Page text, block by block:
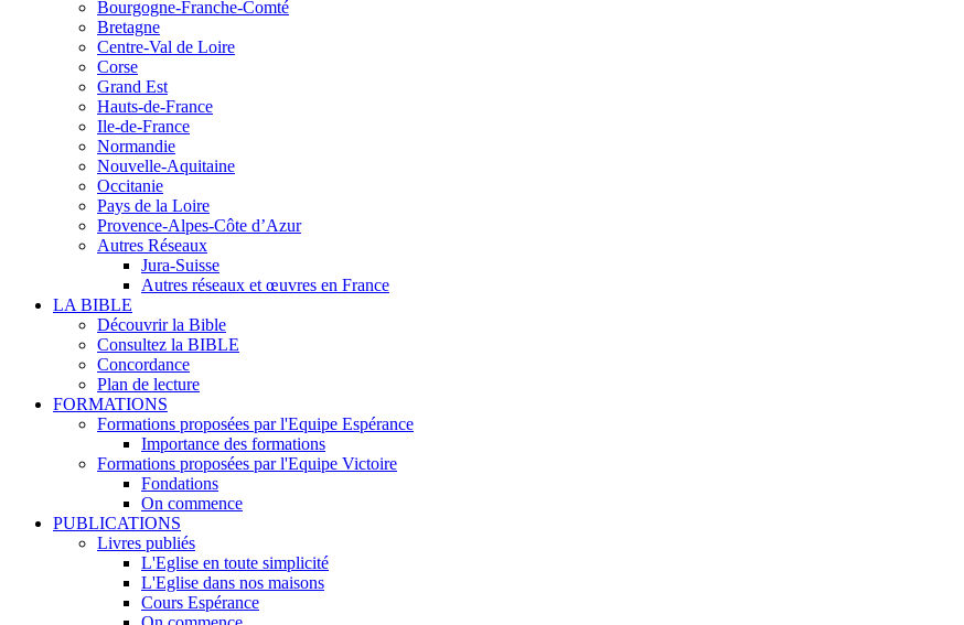
Bourgogne-Franche-Comté
Bretagne
Centre-Val de Loire
Corse
Grand Est
Hauts-de-France
Ile-de-France
Normandie
Nouvelle-Aquitaine
Occitanie
Pays de la Loire
Provence-Alpes-Côte d’Azur
Autres Réseaux
Jura-Suisse
Autres réseaux et œuvres en France
LA BIBLE
Découvrir la Bible
Consultez la BIBLE
Concordance
Plan de lecture
FORMATIONS
Formations proposées par l'Equipe Espérance
Importance des formations
Formations proposées par l'Equipe Victoire
Fondations
On commence
PUBLICATIONS
Livres publiés
L'Eglise en toute simplicité
L'Eglise dans nos maisons
Cours Espérance